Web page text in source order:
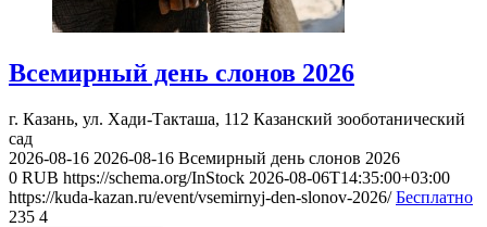
Всемирный день слонов 2026
г. Казань, ул. Хади-Такташа, 112 Казанский зооботанический
сад
2026-08-16 2026-08-16 Всемирный день слонов 2026
0 RUB https://schema.org/InStock 2026-08-06T14:35:00+03:00
https://kuda-kazan.ru/event/vsemirnyj-den-slonov-2026/ Бесплатно
235 4